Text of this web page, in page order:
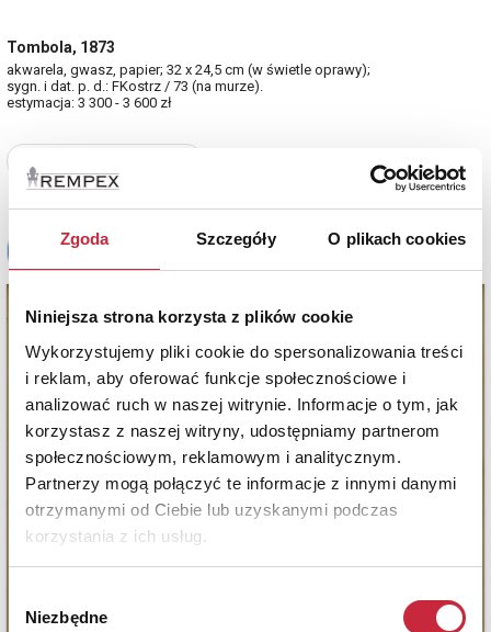
Zgoda Szczegóły O plikach cookies
Niniejsza strona korzysta z plików cookie
Wykorzystujemy pliki cookie do spersonalizowania treści
i reklam, aby oferować funkcje społecznościowe i
analizować ruch w naszej witrynie. Informacje o tym, jak
korzystasz z naszej witryny, udostępniamy partnerom
społecznościowym, reklamowym i analitycznym.
Partnerzy mogą połączyć te informacje z innymi danymi
otrzymanymi od Ciebie lub uzyskanymi podczas
korzystania z ich usług.
zgody
Niezbędne
Tombola, 1873
akwarela, gwasz, papier; 32 x 24,5 cm (w świetle oprawy);
sygn. i dat. p. d.: FKostrz / 73 (na murze).
estymacja: 3 300 - 3 600 zł